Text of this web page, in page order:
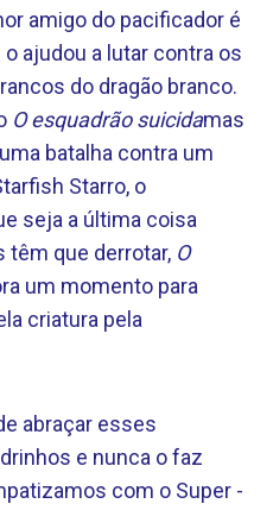
amigo do pacificador é
o ajudou a lutar contra os
do dragão branco.
O esquadrão suicidamas
batalha contra um
Starro, o
seja a última coisa
têm que derrotar, O
um momento para
criatura pela
abraçar esses
e nunca o faz
com o Super -